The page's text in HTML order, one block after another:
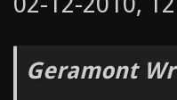
Geramont